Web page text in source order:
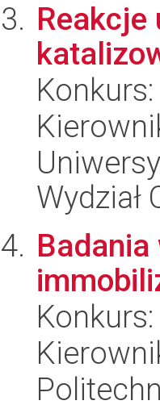
Reakcje
Konkurs:
Wydział
Konkurs: